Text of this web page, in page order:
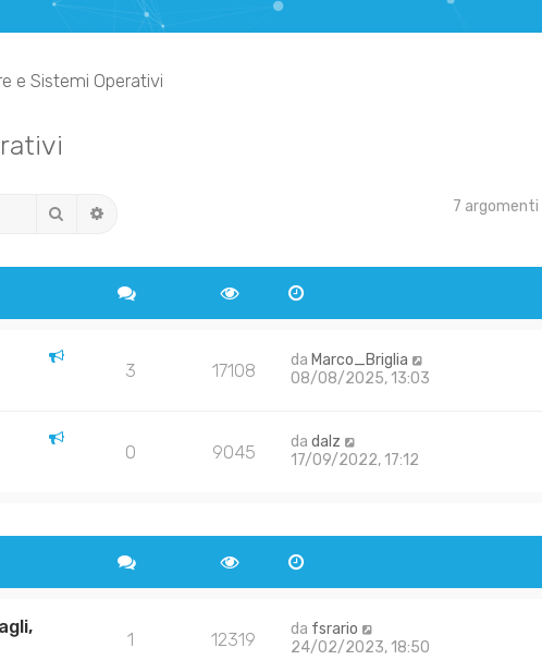
e Sistemi Operativi
Cerca 7 argomenti
3 17108 da Marco_Briglia
08/08/2025, 13:03
0 9045 dadalz
17/09/2022, 17:12
1 12319 da fsrario
24/02/2023, 18:50